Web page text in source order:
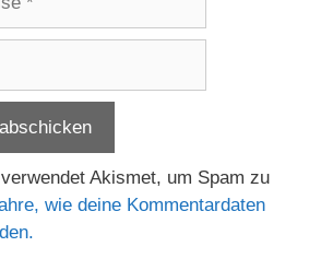
Akismet, um Spam zu
wie deine Kommentardaten